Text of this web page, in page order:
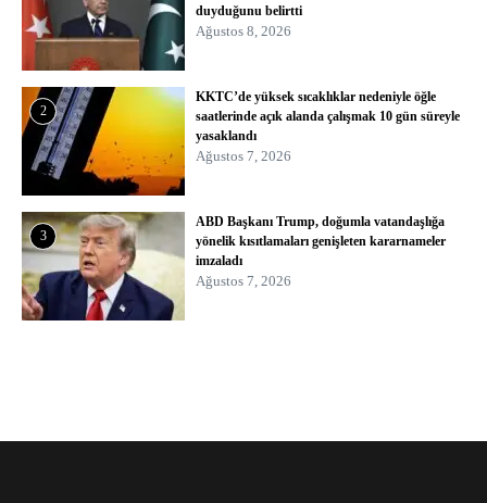
duyduğunu belirtti
Ağustos 8, 2026
2
KKTC’de yüksek sıcaklıklar nedeniyle öğle
saatlerinde açık alanda çalışmak 10 gün süreyle
yasaklandı
Ağustos 7, 2026
3
ABD Başkanı Trump, doğumla vatandaşlığa
yönelik kısıtlamaları genişleten kararnameler
imzaladı
Ağustos 7, 2026